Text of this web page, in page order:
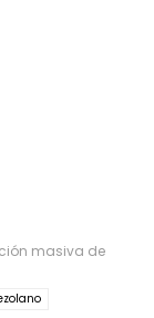
masiva de